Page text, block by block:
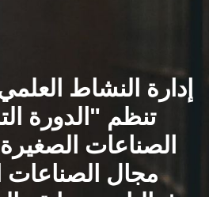
إدارة النشاط
تنظم "الدورة
الصناعات
مجال الصناعات